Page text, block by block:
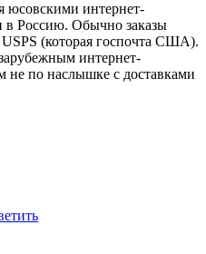
юсовскими интернет-
в Россию. Обычно заказы
(которая госпочта США).
интернет-
не по наслышке с доставками